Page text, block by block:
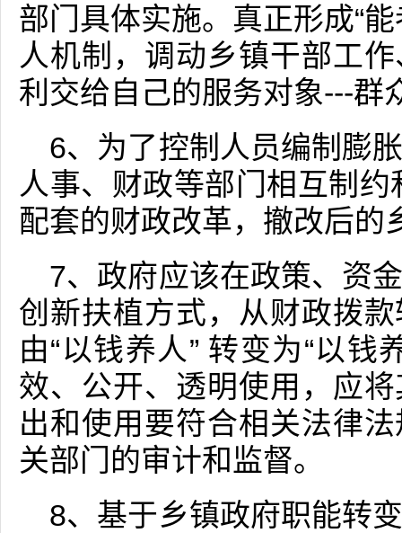
部门具体实施。真正形成“
人机制，调动乡镇干部工
利交给自己的服务对象---群
6、为了控制人员编制膨
人事、财政等部门相互制
配套的财政改革，撤改后的
7、政府应该在政策、资
创新扶植方式，从财政拨
由“以钱养人” 转变为“以钱
效、公开、透明使用，应
出和使用要符合相关法律
关部门的审计和监督。
8、基于乡镇政府职能转